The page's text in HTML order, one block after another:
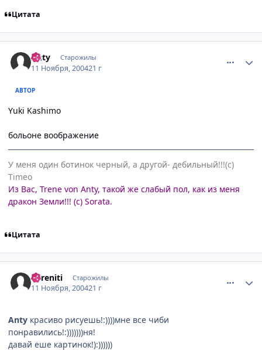
Цитата
Anty Старожилы
11 Ноября, 200421 г
АВТОР
Yuki Kashimo
больоне воображение
У меня один ботинок черный, а другой- дебильный!!!(с)
Timeo
Из Вас, Trene von Anty, такой же слабый пол, как из меня
дракон Земли!!! (с) Sorata.
Цитата
Cereniti Старожилы
11 Ноября, 200421 г
Anty красиво рисуешь!:))))мне все чиби
понравились!:)))))))ня!
давай еше картинок!):))))))